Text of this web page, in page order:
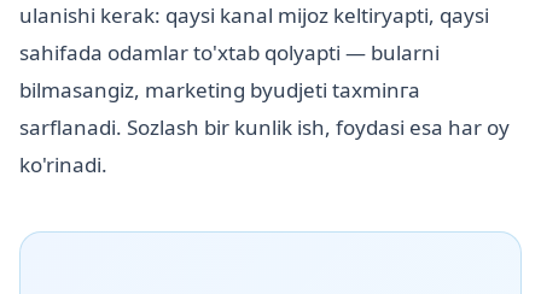
ulanishi kerak: qaysi kanal mijoz keltiryapti, qaysi
sahifada odamlar to'xtab qolyapti — bularni
bilmasangiz, marketing byudjeti taxminга
sarflanadi. Sozlash bir kunlik ish, foydasi esa har oy
ko'rinadi.